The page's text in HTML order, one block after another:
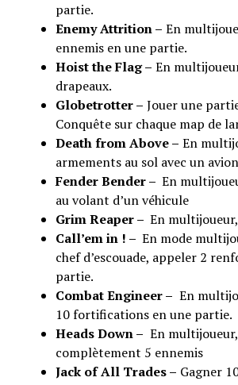
partie.
Enemy Attrition – En
ennemis en une partie.
Hoist the Flag – En
drapeaux.
Globetrotter – Jouer une
Conquête sur chaque map de
Death from Above – En
armements au sol avec un
Fender Bender – En
au volant d’un véhicule
Grim Reaper – En
Call’em in ! – En mode
chef d’escouade, appeler 2
partie.
Combat Engineer – En
10 fortifications en une partie.
Heads Down – En
complètement 5 ennemis
Jack of All Trades – Gagner